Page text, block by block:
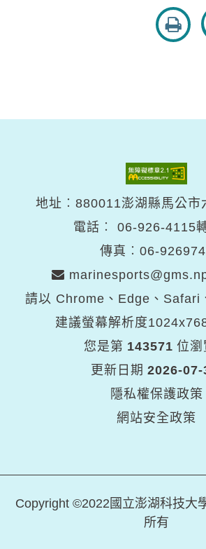
友
善
地址︰880011澎湖縣馬公市
電話︰ 06-926-4115
傳真︰06-
請以 Chrome、Edge、Safari
建議螢幕解析度
您是第 143571 位瀏
更新日期 2026-07-
隱私權保護政策
網站安全政策
Copyright ©2022國立澎湖科技大
所有